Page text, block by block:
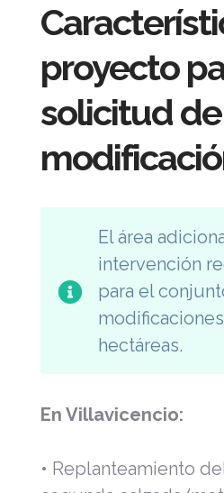
proyecto
solicitud de
El área
intervención
para el
hectáreas.
En Villavicencio:
• Replanteamiento